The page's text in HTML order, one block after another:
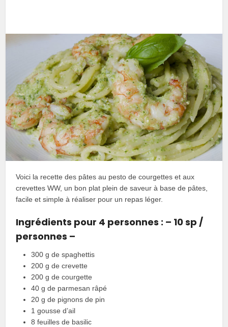
Voici la recette des pâtes au pesto de courgettes et aux
crevettes WW, un bon plat plein de saveur à base de pâtes,
facile et simple à réaliser pour un repas léger.
Ingrédients pour 4 personnes : – 10 sp /
personnes –
300 g de spaghettis
200 g de crevette
200 g de courgette
40 g de parmesan râpé
20 g de pignons de pin
1 gousse d’ail
8 feuilles de basilic